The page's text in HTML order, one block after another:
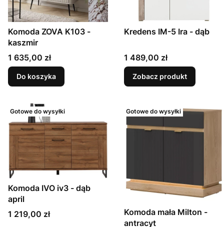
Komoda ZOVA K103 -
kaszmir
Cena
1 635,00 zł
Do koszyka
Kredens IM-5 Ira - dąb
Cena
1 489,00 zł
Zobacz produkt
Gotowe do wysyłki
Komoda IVO iv3 - dąb
april
Cena
1 219,00 zł
Gotowe do wysyłki
Komoda mała Milton -
antracyt